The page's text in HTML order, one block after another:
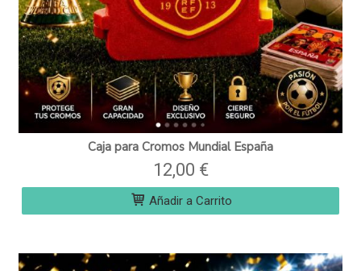
Caja para Cromos Mundial España
12,00 €
Añadir a Carrito